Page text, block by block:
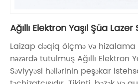
Ağıllı Elektron Yaşıl Şüa Lazer
Laizap dəqiq ölçmə və
nəzərdə tutulmuş Ağıllı Elektron
Səviyyəsi həllərinin peşəkar